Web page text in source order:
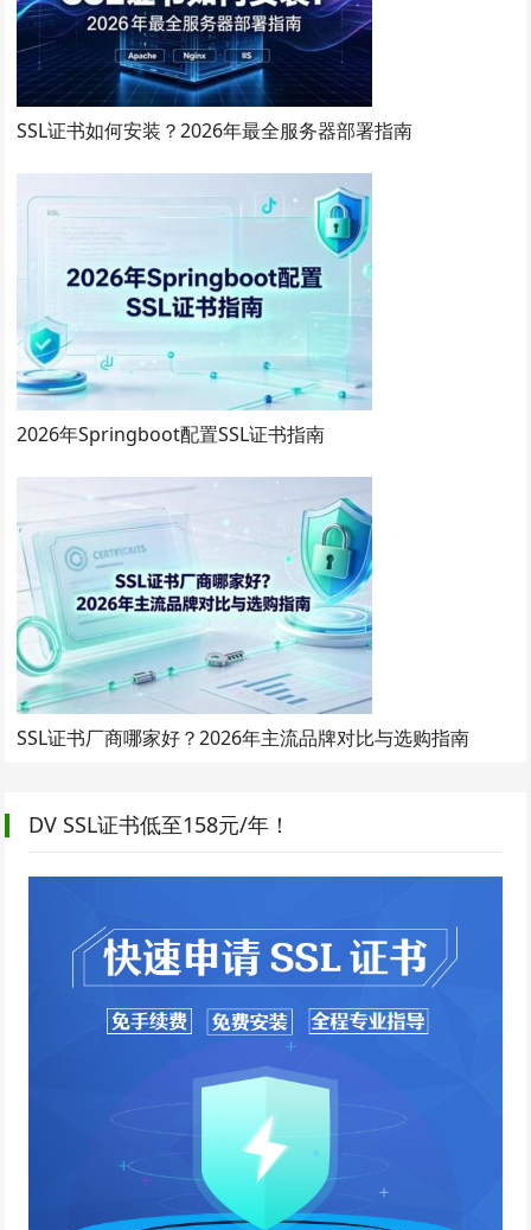
SSL证书如何安装？2026年最全服务器部署指南
2026年Springboot配置SSL证书指南
SSL证书厂商哪家好？2026年主流品牌对比与选购指南
DV SSL证书低至158元/年！